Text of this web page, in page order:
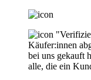
Käufer:innen
bei uns gekauft
alle, die ein